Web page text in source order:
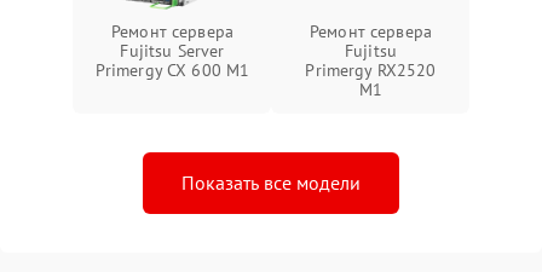
Ремонт сервера
Fujitsu Server
Primergy CX 600 M1
Ремонт сервера
Fujitsu
Primergy RX2520
M1
Показать все модели